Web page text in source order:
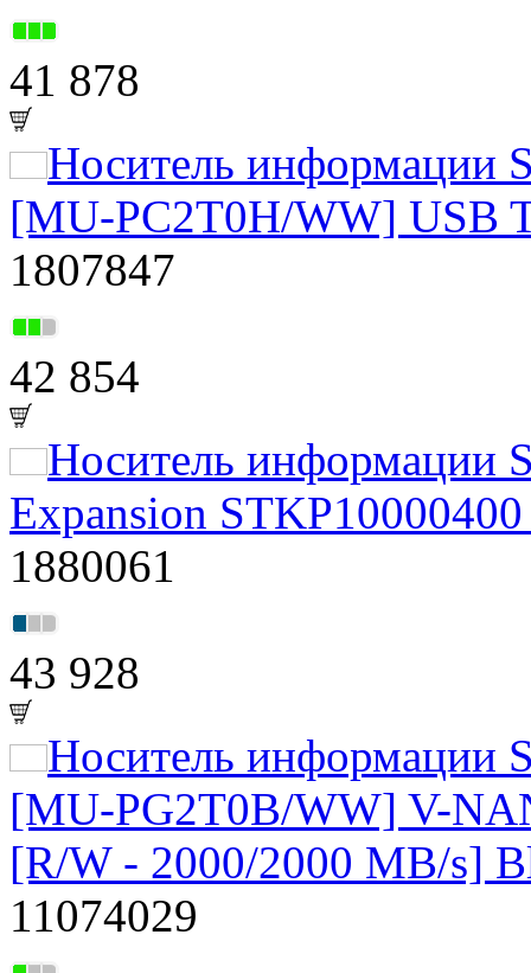
41 878
Носитель информации
[MU-PC2T0H/WW] USB
1807847
42 854
Носитель информации
Expansion
1880061
43 928
Носитель информации
[MU-PG2T0B/WW] V-
[R/W - 2000/2000 MB/s]
11074029